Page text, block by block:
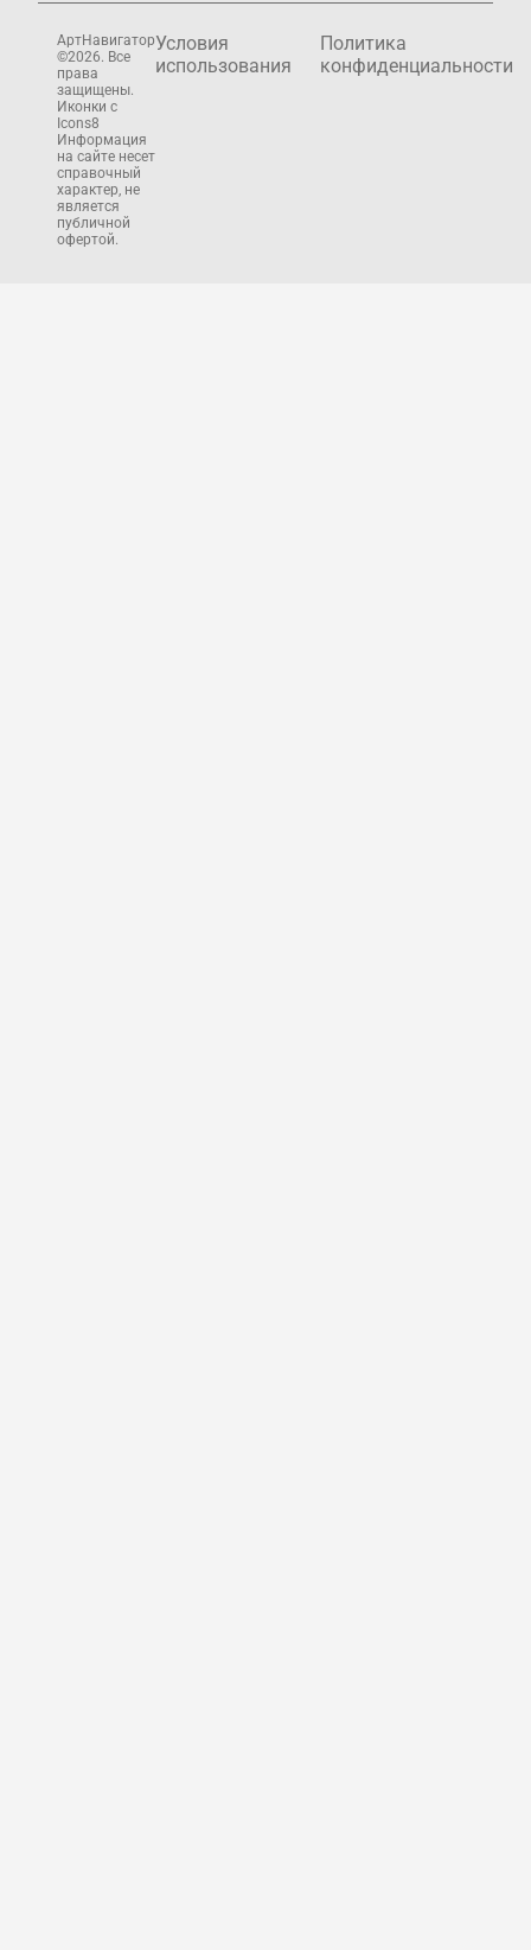
АртНавигатор
©2026. Все
права
защищены.
Иконки с
Icons8
Информация
на сайте несет
справочный
характер, не
является
публичной
офертой.
Условия
использования
Политика
конфиденциальности